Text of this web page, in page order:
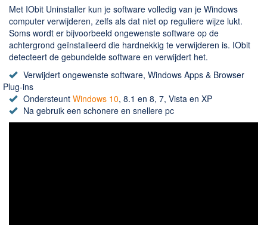
Productiviteit
Adresboek en contacten
Planning en organisatie
Overige
Algemeen
Met IObit Uninstaller kun je software volledig van je Windows
computer verwijderen, zelfs als dat niet op reguliere wijze lukt.
Soms wordt er bijvoorbeeld ongewenste software op de
achtergrond geïnstalleerd die hardnekkig te verwijderen is. IObit
detecteert de gebundelde software en verwijdert het.
Verwijdert ongewenste software, Windows Apps & Browser
Plug-ins
Ondersteunt Windows 10, 8.1 en 8, 7, Vista en XP
Na gebruik een schonere en snellere pc